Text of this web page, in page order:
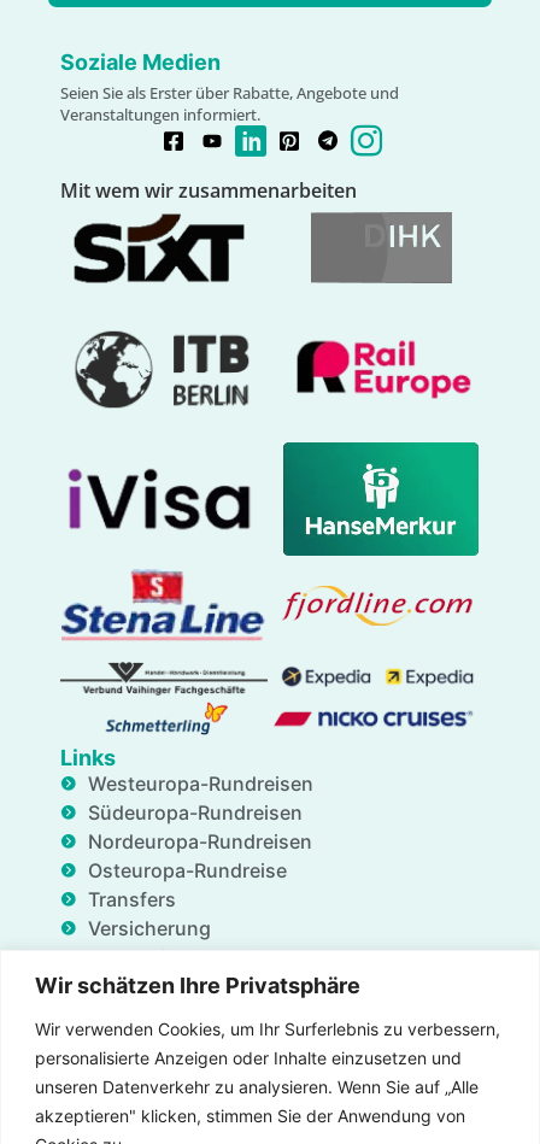
Wir schätzen Ihre Privatsphäre
Wir verwenden Cookies, um Ihr Surferlebnis zu verbessern,
personalisierte Anzeigen oder Inhalte einzusetzen und
unseren Datenverkehr zu analysieren. Wenn Sie auf „Alle
akzeptieren" klicken, stimmen Sie der Anwendung von
Soziale Medien
Seien Sie als Erster über Rabatte, Angebote und
Veranstaltungen informiert.
Mit wem wir zusammenarbeiten
Links
Westeuropa-Rundreisen
Südeuropa-Rundreisen
Nordeuropa-Rundreisen
Osteuropa-Rundreise
Transfers
Versicherung
Geschäftsdienstleistungen
Unterkünfte
FAQ
Angebote
Über uns
Kontaktieren uns